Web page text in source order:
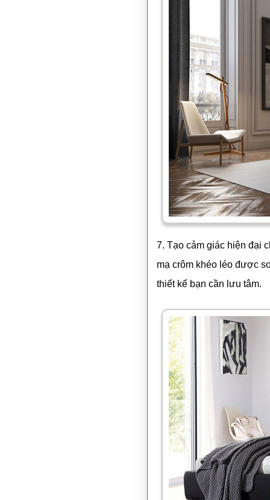
7. Tạo cảm giác hiện đại
mạ crôm khéo léo được
thiết kế bạn cần lưu tâm.